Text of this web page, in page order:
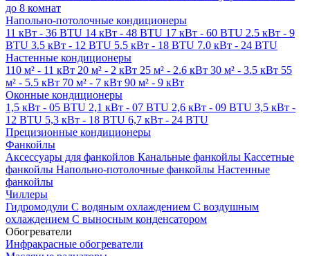
до 8 комнат
Напольно-потолочные кондиционеры
11 кВт - 36 BTU 14 кВт - 48 BTU 17 кВт - 60 BTU 2.5 кВт - 9
BTU 3.5 кВт - 12 BTU 5.5 кВт - 18 BTU 7.0 кВт - 24 BTU
Настенные кондиционеры
110 м² - 11 кВт 20 м² - 2 кВт 25 м² - 2.6 кВт 30 м² - 3.5 кВт 55
м² - 5.5 кВт 70 м² - 7 кВт 90 м² - 9 кВт
Оконные кондиционеры
1,5 кВт - 05 BTU 2,1 кВт - 07 BTU 2,6 кВт - 09 BTU 3,5 кВт -
12 BTU 5,3 кВт - 18 BTU 6,7 кВт - 24 BTU
Прецизионные кондиционеры
Фанкойлы
Аксессуары для фанкойлов Канальные фанкойлы Кассетные
фанкойлы Напольно-потолочные фанкойлы Настенные
фанкойлы
Чиллеры
Гидромодули С водяным охлаждением С воздушным
охлаждением С выносным конденсатором
Обогреватели
Инфракрасные обогреватели